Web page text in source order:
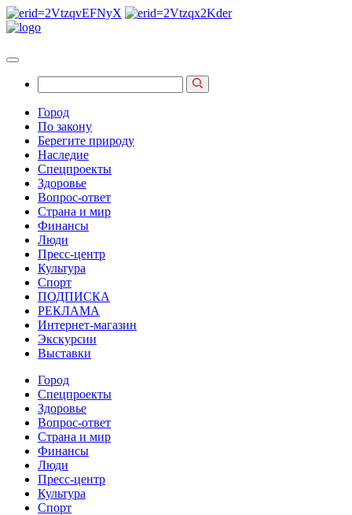
Город
По закону
Берегите природу
Наследие
Спецпроекты
Здоровье
Вопрос-ответ
Страна и мир
Финансы
Люди
Пресс-центр
Культура
Спорт
ПОДПИСКА
РЕКЛАМА
Интернет-магазин
Экскурсии
Выставки
Город
Спецпроекты
Здоровье
Вопрос-ответ
Страна и мир
Финансы
Люди
Пресс-центр
Культура
Спорт